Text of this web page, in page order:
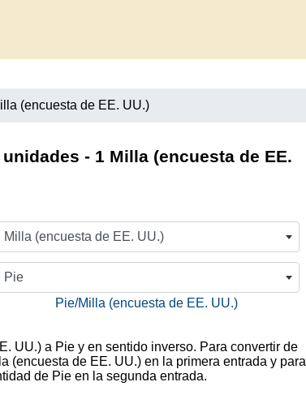
(encuesta de EE. UU.)
- 1 Milla (encuesta de EE.
Milla (encuesta de EE. UU.)
Pie
Pie/Milla (encuesta de EE. UU.)
UU.) a Pie y en sentido inverso. Para convertir de
(encuesta de EE. UU.) en la primera entrada y para
de Pie en la segunda entrada.